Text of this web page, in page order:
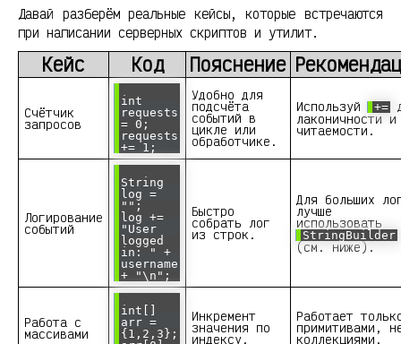
Давай разберём реальные кейсы, которые встречаются
при написании серверных скриптов и утилит.
Кейс Код Пояснение
Счётчик
запросов
int
requests
= 0;
requests
+= 1;
Удобно для
подсчёта
событий в
цикле или
обработчике.
Используй +=
лаконичности и
читаемости.
Логирование
событий
String
log =
"";
log +=
"User
logged
in: " +
username
+ "\n";
Быстро
собрать лог
из строк.
Для больших
лучше
использовать
StringBuilder
(см. ниже).
Работа с
массивами
int[]
arr =
{1,2,3};
Инкремент
значения по
индексу.
Работает
примитивами,
коллекциями.